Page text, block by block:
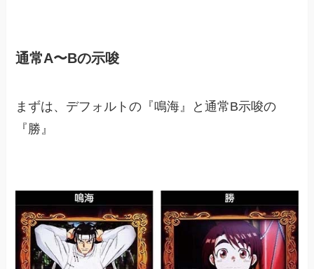
通常A〜Bの示唆
まずは、デフォルトの『鳴海』と通常B示唆の
『勝』